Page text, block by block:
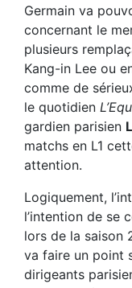
Germain va
concernant le
plusieurs
Kang-in Lee ou
comme de
le quotidien
gardien parisien
matchs en L1
attention.
Logiquement,
l’intention de se
lors de la saison
va faire un point
dirigeants